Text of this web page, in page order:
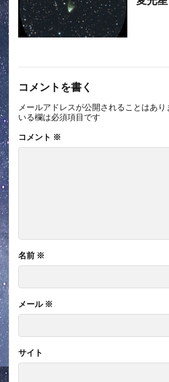
コメントを書く
メールアドレスが公開されることはあり
いる欄は必須項目です
コメント ※
名前 ※
メール ※
サイト